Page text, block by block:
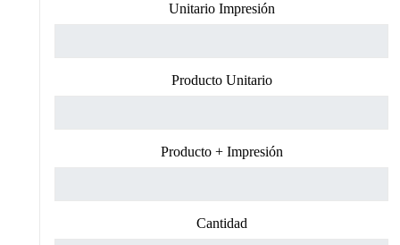
Unitario Impresión
Producto Unitario
Producto + Impresión
Cantidad